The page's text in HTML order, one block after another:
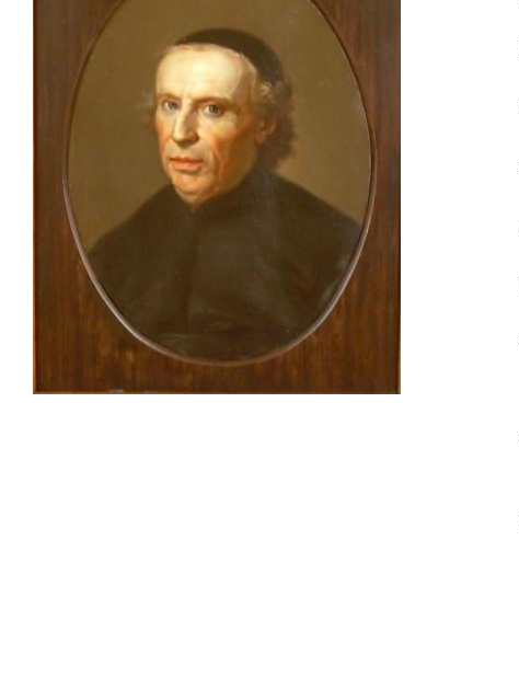
French Room Petitot Room
Maria Luigia
Room